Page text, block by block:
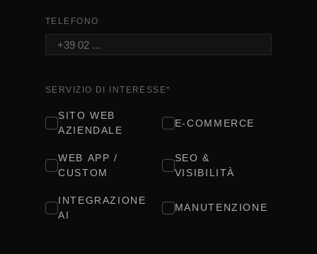
TELEFONO
SERVIZIO DI INTERESSE*
SITO WEB
AZIENDALE
E-COMMERCE
WEB APP /
CUSTOM
SEO &
VISIBILITÀ
INTEGRAZIONE
AI
MANUTENZIONE